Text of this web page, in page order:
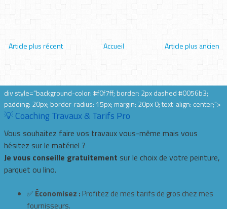
Article plus récent Article plus ancien
Accueil
div style="background-color: #f0f7ff; border: 2px dashed #0056b3;
padding: 20px; border-radius: 15px; margin: 20px 0; text-align: center;">
💡 Coaching Travaux & Tarifs Pro
Vous souhaitez faire vos travaux vous-même mais vous
hésitez sur le matériel ?
Je vous conseille gratuitement sur le choix de votre peinture,
parquet ou lino.
✅ Économisez : Profitez de mes tarifs de gros chez mes
fournisseurs.